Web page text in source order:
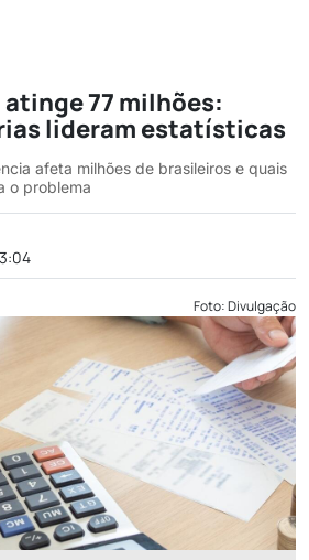
77 milhões:
lideram estatísticas
afeta milhões de brasileiros e quais
o problema
Foto: Divulgação